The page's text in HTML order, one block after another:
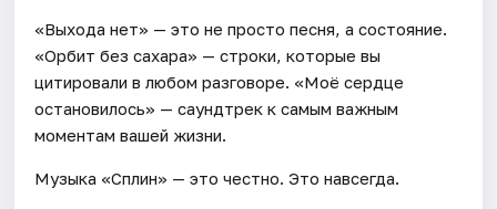
«Выхода нет» — это не просто песня, а состояние.
«Орбит без сахара» — строки, которые вы
цитировали в любом разговоре. «Моё сердце
остановилось» — саундтрек к самым важным
моментам вашей жизни.
Музыка «Сплин» — это честно. Это навсегда.